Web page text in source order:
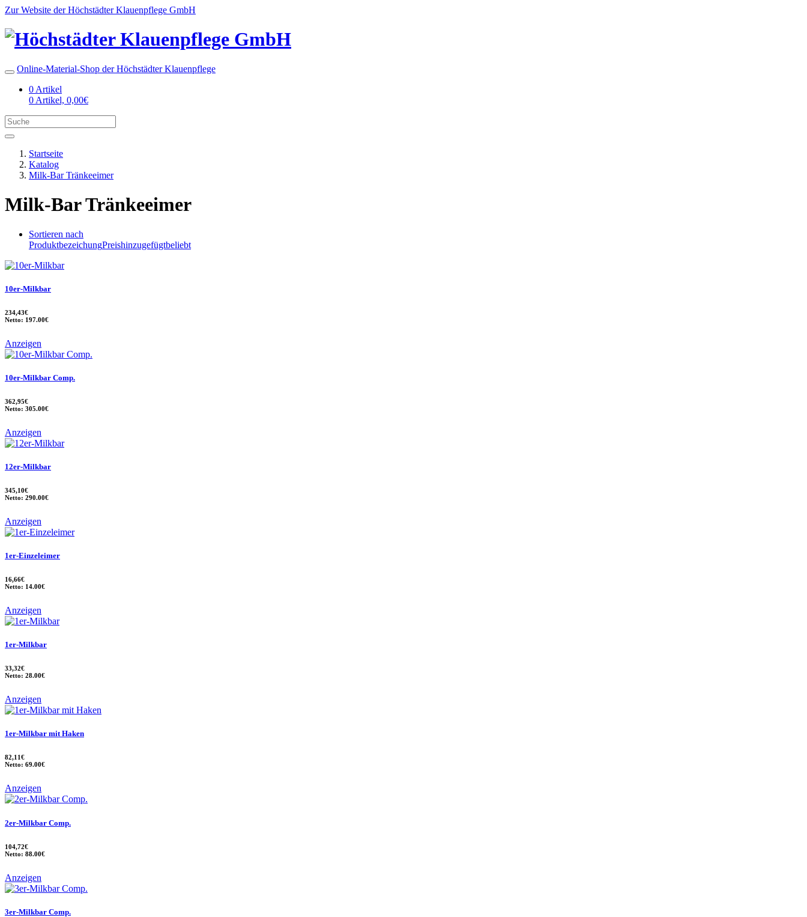
Zur Website der Höchstädter Klauenpflege GmbH
Online-Material-Shop der Höchstädter Klauenpflege
0 Artikel
0 Artikel, 0,00€
Startseite
Katalog
Milk-Bar Tränkeeimer
Milk-Bar Tränkeeimer
Sortieren nach
ProduktbezeichungPreishinzugefügtbeliebt
10er-Milkbar
234,43€
Netto: 197.00€
Anzeigen
10er-Milkbar Comp.
362,95€
Netto: 305.00€
Anzeigen
12er-Milkbar
345,10€
Netto: 290.00€
Anzeigen
1er-Einzeleimer
16,66€
Netto: 14.00€
Anzeigen
1er-Milkbar
33,32€
Netto: 28.00€
Anzeigen
1er-Milkbar mit Haken
82,11€
Netto: 69.00€
Anzeigen
2er-Milkbar Comp.
104,72€
Netto: 88.00€
Anzeigen
3er-Milkbar Comp.